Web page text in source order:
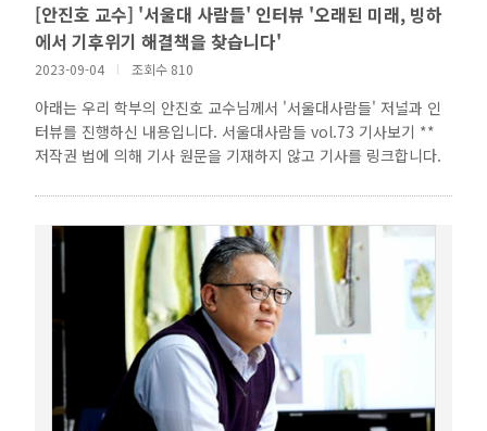
[안진호 교수] '서울대 사람들' 인터뷰 '오래된 미래, 빙하
에서 기후위기 해결책을 찾습니다'
2023-09-04 l 조회수 810
아래는 우리 학부의 안진호 교수님께서 '서울대사람들' 저널과 인
터뷰를 진행하신 내용입니다. 서울대사람들 vol.73 기사보기 **
저작권 법에 의해 기사 원문을 기재하지 않고 기사를 링크합니다.